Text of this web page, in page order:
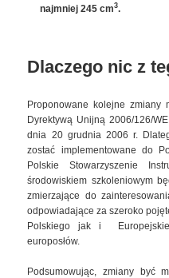
najmniej 245 cm3.
Dlaczego nic z
Proponowane kolejne zmiany
Dyrektywą Unijną 2006/126/
dnia 20 grudnia 2006 r.
zostać implementowane do
Polskie Stowarzyszenie
środowiskiem szkoleniowym
zmierzające do
odpowiadające za szeroko
Polskiego jak i
europosłów.
Podsumowując, zmiany być